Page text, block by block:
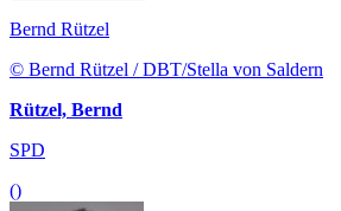
Bernd Rützel
© Bernd Rützel / DBT/Stella von Saldern
Rützel, Bernd
SPD
()